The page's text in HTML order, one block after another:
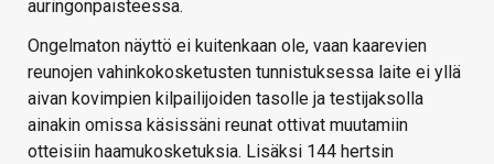
auringonpaisteessa.
Ongelmaton näyttö ei kuitenkaan ole, vaan kaarevien
reunojen vahinkokosketusten tunnistuksessa laite ei yllä
aivan kovimpien kilpailijoiden tasolle ja testijaksolla
ainakin omissa käsissäni reunat ottivat muutamiin
otteisiin haamukosketuksia. Lisäksi 144 hertsin